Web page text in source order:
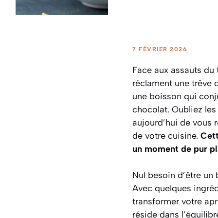
7 FÉVRIER 2026
Face aux assauts
réclament une trêve
une boisson qui
chocolat. Oubliez
aujourd’hui de vous
de votre cuisine.
un moment de pur
Nul besoin d’être
Avec quelques
transformer votre
réside dans